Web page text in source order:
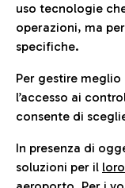
uso tecnologie
operazioni, ma
specifiche.
Per gestire
l’accesso ai
consente di
In presenza di
soluzioni per il